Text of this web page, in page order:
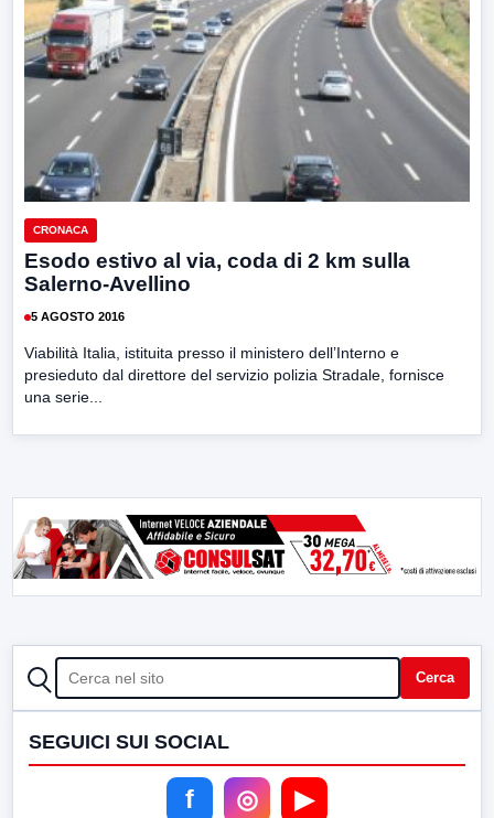
CRONACA
Esodo estivo al via, coda di 2 km sulla
Salerno-Avellino
5 AGOSTO 2016
Viabilità Italia, istituita presso il ministero dell’Interno e
presieduto dal direttore del servizio polizia Stradale, fornisce
una serie...
CERCA Cerca
SEGUICI SUI SOCIAL
f ◎ ▶